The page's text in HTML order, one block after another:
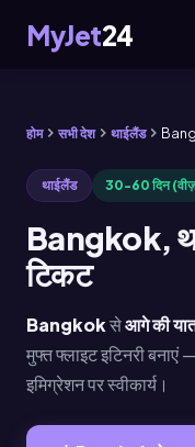
MyJet24
होम सभी देश थाईलैंड
थाईलैंड 30-60 दिन
Bangkok,
टिकट
Bangkokसेआगे की
मुफ्त फ्लाइट इटिनरी बनाएं
इमिग्रेशन पर स्वीकार्य।